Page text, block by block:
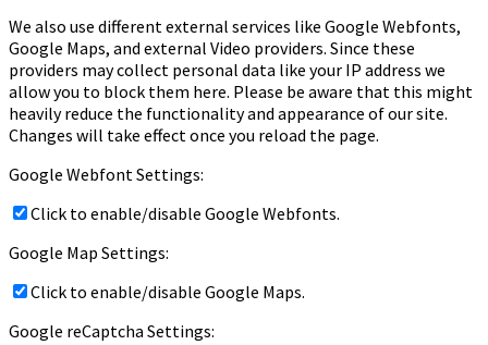
We also use different external services like Google Webfonts,
Google Maps, and external Video providers. Since these
providers may collect personal data like your IP address we
allow you to block them here. Please be aware that this might
heavily reduce the functionality and appearance of our site.
Changes will take effect once you reload the page.
Google Webfont Settings:
Click to enable/disable Google Webfonts.
Google Map Settings:
Click to enable/disable Google Maps.
Google reCaptcha Settings: